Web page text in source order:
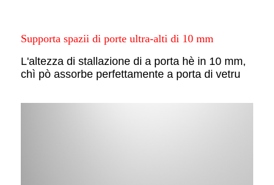
Supporta spazii di porte ultra-alti di 10 mm
L'altezza di stallazione di a porta hè in 10 mm,
chì pò assorbe perfettamente a porta di vetru